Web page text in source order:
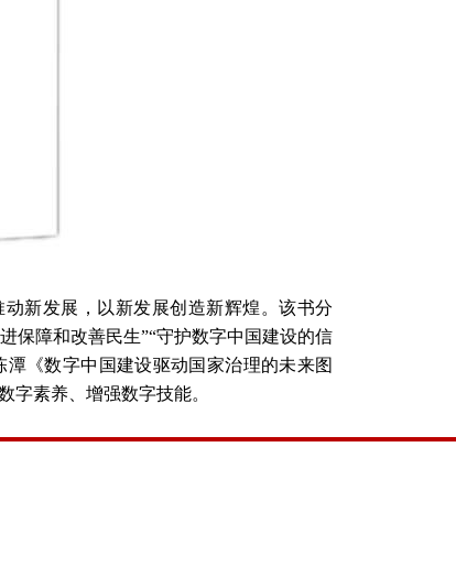
新发展，以新发展创造新辉煌。该书分
保障和改善民生”“守护数字中国建设的信
《数字中国建设驱动国家治理的未来图
字素养、增强数字技能。